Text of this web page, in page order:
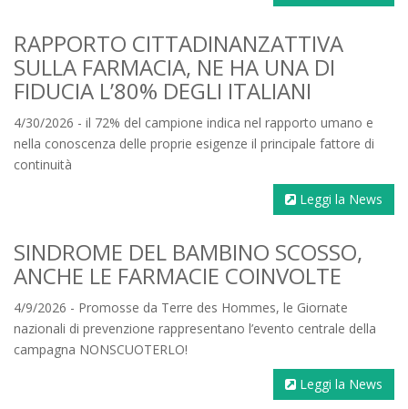
RAPPORTO CITTADINANZATTIVA
SULLA FARMACIA, NE HA UNA DI
FIDUCIA L’80% DEGLI ITALIANI
4/30/2026 - il 72% del campione indica nel rapporto umano e
nella conoscenza delle proprie esigenze il principale fattore di
continuità
Leggi la News
SINDROME DEL BAMBINO SCOSSO,
ANCHE LE FARMACIE COINVOLTE
4/9/2026 - Promosse da Terre des Hommes, le Giornate
nazionali di prevenzione rappresentano l’evento centrale della
campagna NONSCUOTERLO!
Leggi la News